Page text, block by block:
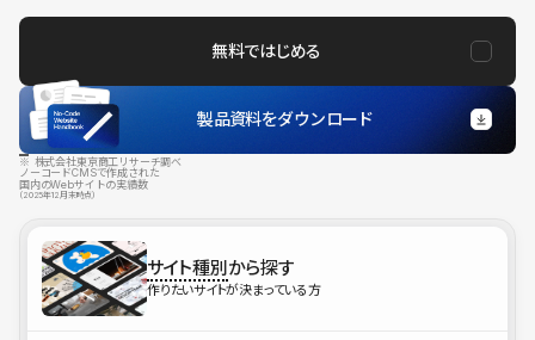
無料ではじめる
製品資料をダウンロード
※ 株式会社東京商工リサーチ調べ
ノーコードCMSで作成された
国内のWebサイトの実績数
（2025年12月末時点）
サイト種別から探す
作りたいサイトが決まっている方